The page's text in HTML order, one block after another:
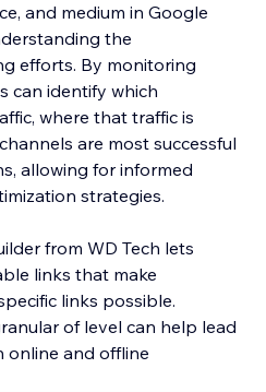
and medium in Google
the
efforts. By monitoring
can identify which
where that traffic is
are most successful
allowing for informed
strategies.
from WD Tech lets
links that make
links possible.
of level can help lead
online and offline